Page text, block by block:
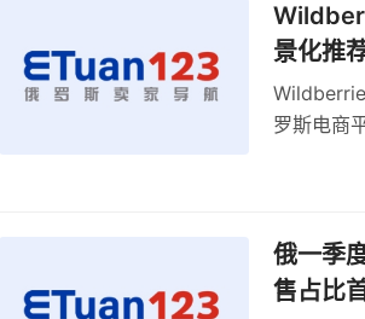
景化推
罗斯电商
俄一季
售占比